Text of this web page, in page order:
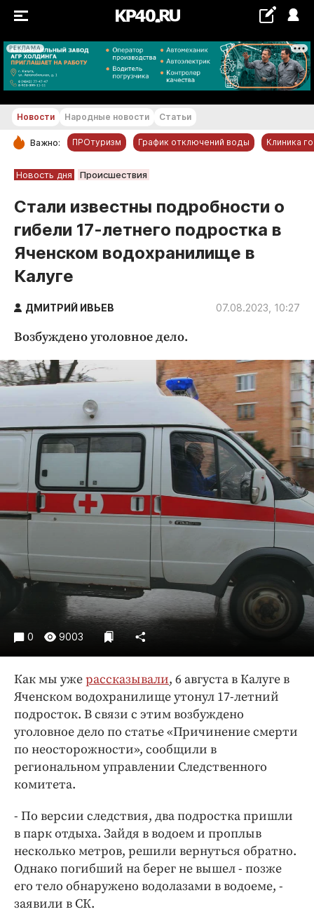
РЕКЛАМА
+18...+19 °С
РУБРИКИ
Статьи
Народные новости
Авто и транспорт
Благоустройство
Культура
Недвижимость и ЖКХ
Образование
Общество
Погода
Праздники
Происшествия
Спорт
Экономика и бизнес
Блоги
Издания
Медиаперсона
Интересное чтиво
Клиника года
Бренд года
Работодатель года
Новости Народные новости Статьи
Важно: ПРОтуризм График отключений воды Клиника
Новость дня Происшествия
Стали известны подробности о
гибели 17-летнего подростка в
Яченском водохранилище в
Калуге
ДМИТРИЙ ИВЬЕВ 07.08.2023, 10:27
Возбуждено уголовное дело.
0 9003
Как мы ужерассказывали, 6 августа в Калуге в
Яченском водохранилище утонул 17-летний
подросток. В связи с этим возбуждено
уголовное дело по статье «Причинение смерти
по неосторожности», сообщили в
региональном управлении Следственного
комитета.
- По версии следствия, два подростка пришли
в парк отдыха. Зайдя в водоем и проплыв
несколько метров, решили вернуться обратно.
Однако погибший на берег не вышел - позже
его тело обнаружено водолазами в водоеме, -
заявили в СК.